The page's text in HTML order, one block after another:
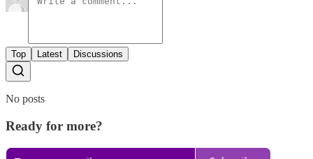
Top Latest Discussions
No posts
Ready for more?